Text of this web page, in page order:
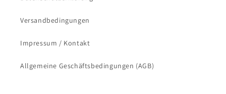
Versandbedingungen
Impressum / Kontakt
Allgemeine Geschäftsbedingungen (AGB)